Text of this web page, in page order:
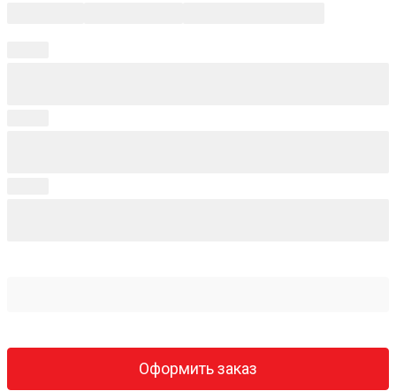
Оформить заказ